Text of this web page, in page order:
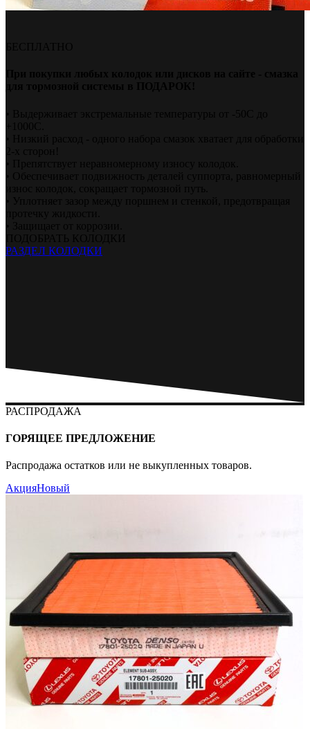
РАЗДЕЛ КОЛОДКИ
РАСПРОДАЖА
ГОРЯЩЕЕ ПРЕДЛОЖЕНИЕ
Распродажа остатков или не выкупленных товаров.
АкцияНовый